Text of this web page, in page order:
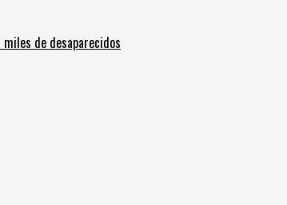
de desaparecidos